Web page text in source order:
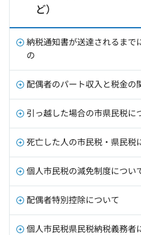
ど）
納税通知書が送達されるまで
の
配偶者のパート収入と税金の
引っ越した場合の市県民税に
死亡した人の市民税・県民税
個人市民税の減免制度につい
配偶者特別控除について
個人市民税県民税納税義務者